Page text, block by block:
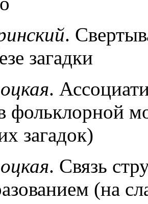
.
загадки
.
фольклорной
загадок)
. Связь
(на